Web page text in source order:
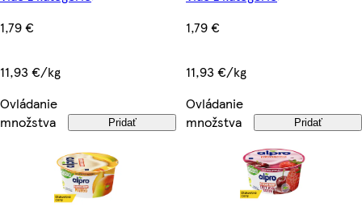
1,79 €
11,93 €/kg
Ovládanie
množstva
Pridať
1,79 €
11,93 €/kg
Ovládanie
množstva
Pridať